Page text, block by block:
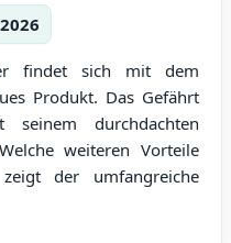
findet sich mit dem
Produkt. Das Gefährt
seinem durchdachten
weiteren Vorteile
der umfangreiche